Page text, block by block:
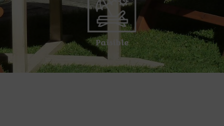
Paisible